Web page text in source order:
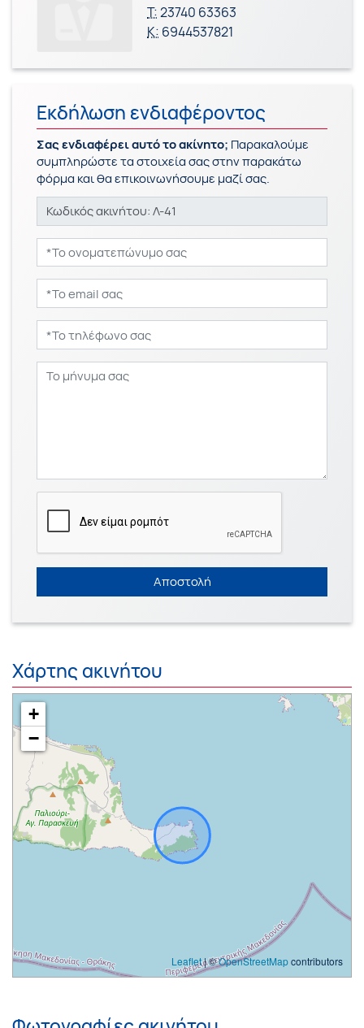
Τ:23740 63363
Κ: 6944537821
Εκδήλωση ενδιαφέροντος
Σας ενδιαφέρει αυτό το ακίνητο; Παρακαλούμε
συμπληρώστε τα στοιχεία σας στην παρακάτω
φόρμα και θα επικοινωνήσουμε μαζί σας.
Αποστολή
Χάρτης ακινήτου
+
−
Leaflet| ©OpenStreetMapcontributors